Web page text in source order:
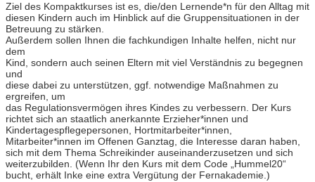
Ziel des Kompaktkurses ist es, die/den Lernende*n für den Alltag mit
diesen Kindern auch im Hinblick auf die Gruppensituationen in der
Betreuung zu stärken.
Außerdem sollen Ihnen die fachkundigen Inhalte helfen, nicht nur
dem
Kind, sondern auch seinen Eltern mit viel Verständnis zu begegnen
und
diese dabei zu unterstützen, ggf. notwendige Maßnahmen zu
ergreifen, um
das Regulationsvermögen ihres Kindes zu verbessern. Der Kurs
richtet sich an staatlich anerkannte Erzieher*innen und
Kindertagespflegepersonen, Hortmitarbeiter*innen,
Mitarbeiter*innen im Offenen Ganztag, die Interesse daran haben,
sich mit dem Thema Schreikinder auseinanderzusetzen und sich
weiterzubilden. (Wenn Ihr den Kurs mit dem Code „Hummel20“
bucht, erhält Inke eine extra Vergütung der Fernakademie.)